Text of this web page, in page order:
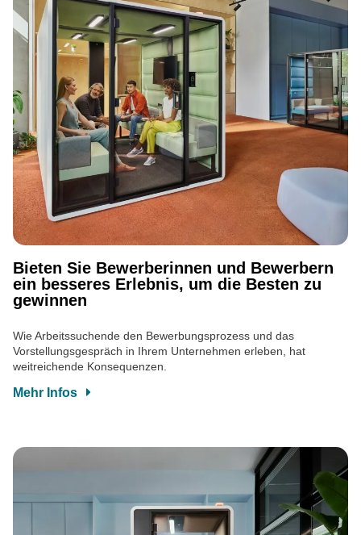
Bieten Sie Bewerberinnen und Bewerbern
ein besseres Erlebnis, um die Besten zu
gewinnen
Wie Arbeitssuchende den Bewerbungsprozess und das
Vorstellungsgespräch in Ihrem Unternehmen erleben, hat
weitreichende Konsequenzen.
Mehr Infos